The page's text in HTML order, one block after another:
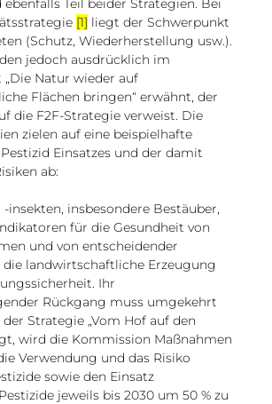
Teil beider Strategien. Bei
[1] liegt der Schwerpunkt
(Schutz, Wiederherstellung usw.).
jedoch ausdrücklich im
Natur wieder auf
Flächen bringen“ erwähnt, der
die F2F-Strategie verweist. Die
zielen auf eine beispielhafte
Einsatzes und der damit
ab:
-insekten, insbesondere Bestäuber,
für die Gesundheit von
und von entscheidender
landwirtschaftliche Erzeugung
Ihr
Rückgang muss umgekehrt
Strategie „Vom Hof auf den
wird die Kommission Maßnahmen
Verwendung und das Risiko
sowie den Einsatz
jeweils bis 2030 um 50 % zu